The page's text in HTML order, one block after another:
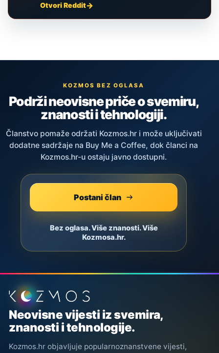
Otvori Reddit
KOZMOS BEZ OGLASA
Podrži neovisne priče o svemiru,
znanosti i tehnologiji.
Članstvo pomaže održati Kozmos.hr i može uključivati
dodatne sadržaje na Buy Me a Coffee, dok članci na
Kozmos.hr-u ostaju javno dostupni.
Postani član
Bez oglasa. Više znanosti. Više
Kozmosa.hr.
Podnožje stranice
Neovisne vijesti iz svemira,
znanosti i tehnologije.
Kozmos.hr objavljuje popularnoznanstvene vijesti,